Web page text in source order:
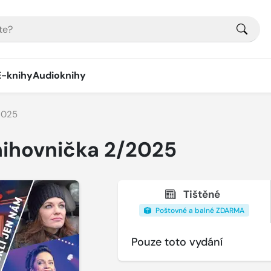
knihyAudioknihy
2/2025
Tištěné
Poštovné a balné ZDARMA
Pouze toto vydání